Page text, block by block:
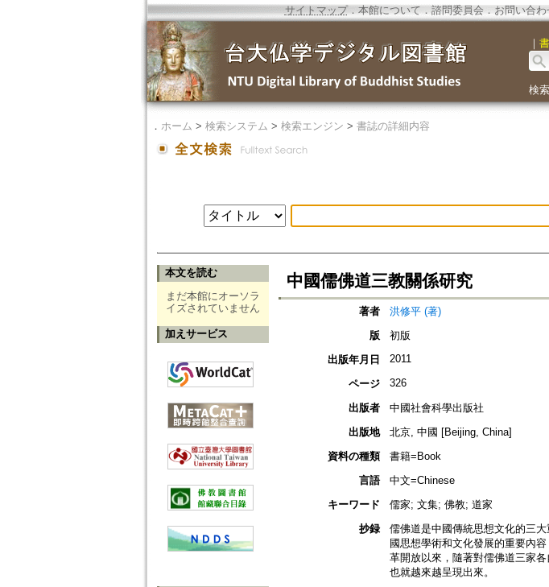
サイトマップ．本館について ． 諮問委員会． お問い合わ
｜
検
． ホーム > 検索システム > 検索エンジン > 書誌の詳細内容
本文を読む
まだ本館にオーソラ
イズされていません
加えサービス
中國儒佛道三教關係研究
著者
洪修平 (著)
版
初版
出版年月日
2011
ページ 326
出版者
中國社會科學出版社
出版地
北京, 中國 [Beijing, China]
資料の種類
書籍=Book
言語
中文=Chinese
キーワード
儒家; 文集; 佛教; 道家
抄録
儒佛道是中國傳統思想文化的三
國思想學術和文化發展的重要內
革開放以來，隨著對儒佛道三家
也就越來越呈現出來。